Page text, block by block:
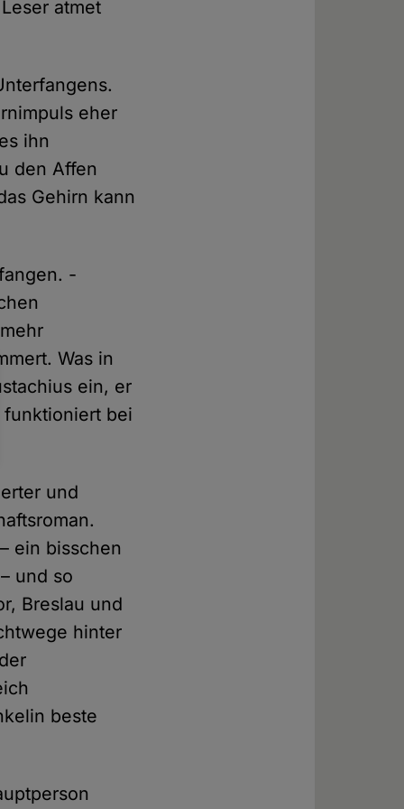
atmet
eher
ihn
den Affen
Gehirn kann
-
Was in
ein, er
bei
und
ein bisschen
und so
Breslau und
hinter
beste